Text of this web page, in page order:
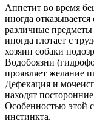
Аппетит во время
иногда
различные
иногда глотает с
хозяин собаки
Водобоязни
проявляет желание
Дефекация и
находят
Особенностью этой
инстинкта.